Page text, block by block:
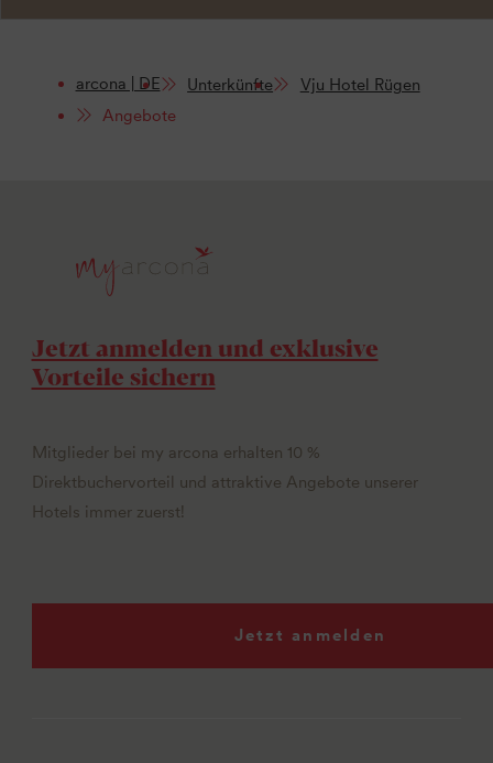
arcona | DE Unterkünfte
Vju Hotel Rügen
Angebote
Jetzt anmelden und exklusive
Vorteile sichern
Mitglieder bei my arcona erhalten 10 %
Direktbuchervorteil und attraktive Angebote unserer
Hotels immer zuerst!
Jetzt anmelden